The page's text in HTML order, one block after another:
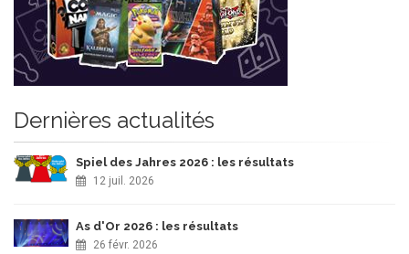
Dernières actualités
Spiel des Jahres 2026 : les résultats
12 juil. 2026
As d'Or 2026 : les résultats
26 févr. 2026